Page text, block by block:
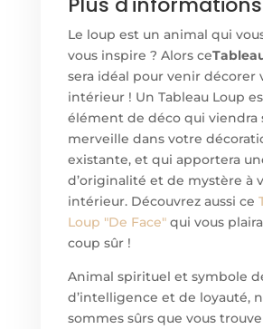
Le loup est un animal qui
vous inspire ? Alors ce
sera idéal pour venir décorer
intérieur ! Un Tableau Loup
élément de déco qui viendra
merveille dans votre
existante, et qui apportera
d’originalité et de mystère à
intérieur. Découvrez aussi ce
Loup "De Face"qui vous plaira
coup sûr !
Animal spirituel et symbole
d’intelligence et de loyauté,
sommes sûrs que vous